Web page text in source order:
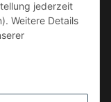
jederzeit
Weitere Details